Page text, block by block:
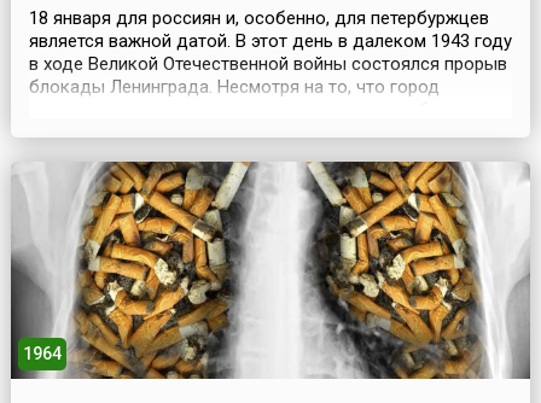
18 января для россиян и, особенно, для петербуржцев
является важной датой. В этот день в далеком 1943 году
в ходе Великой Отечественной войны состоялся прорыв
блокады Ленинграда. Несмотря на то, что город
значительно улучшилась обстановка на всём
главнокомандующего, советские войска ударами двух
1964